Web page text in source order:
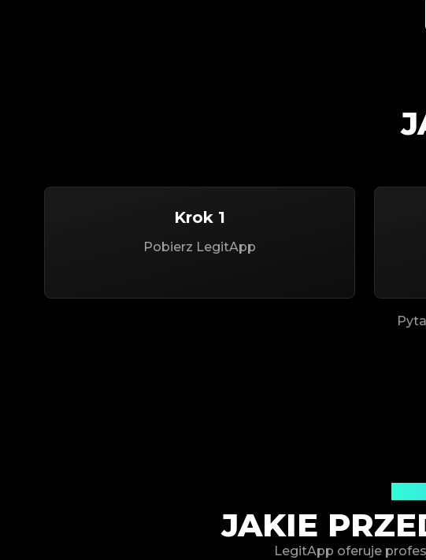
Krok 1
Pobierz LegitApp
JAKIE
LegitApp oferuje